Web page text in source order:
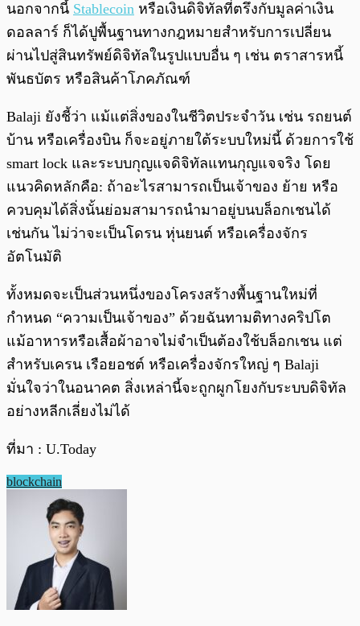
นอกจากนี้ Stablecoin หรือเงินดิจิทัลที่ตรึงกับมูลค่าเงิน
ดอลลาร์ ก็ได้ปูพื้นฐานทางกฎหมายสำหรับการเปลี่ยน
ผ่านไปสู่สินทรัพย์ดิจิทัลในรูปแบบอื่น ๆ เช่น ตราสารหนี้
พันธบัตร หรือสินค้าโภคภัณฑ์
Balaji ยังชี้ว่า แม้แต่สิ่งของในชีวิตประจำวัน เช่น รถยนต์
บ้าน หรือเครื่องบิน ก็จะอยู่ภายใต้ระบบใหม่นี้ ด้วยการใช้
smart lock และระบบกุญแจดิจิทัลแทนกุญแจจริง โดย
แนวคิดหลักคือ: ถ้าอะไรสามารถเป็นเจ้าของ ย้าย หรือ
ควบคุมได้สิ่งนั้นย่อมสามารถนำมาอยู่บนบล็อกเชนได้
เช่นกัน ไม่ว่าจะเป็นโดรน หุ่นยนต์ หรือเครื่องจักร
อัตโนมัติ
ทั้งหมดจะเป็นส่วนหนึ่งของโครงสร้างพื้นฐานใหม่ที่
กำหนด “ความเป็นเจ้าของ” ด้วยฉันทามติทางคริปโต
แม้อาหารหรือเสื้อผ้าอาจไม่จำเป็นต้องใช้บล็อกเชน แต่
สำหรับเครน เรือยอชต์ หรือเครื่องจักรใหญ่ ๆ Balaji
มั่นใจว่าในอนาคต สิ่งเหล่านี้จะถูกผูกโยงกับระบบดิจิทัล
อย่างหลีกเลี่ยงไม่ได้
ที่มา : U.Today
blockchain